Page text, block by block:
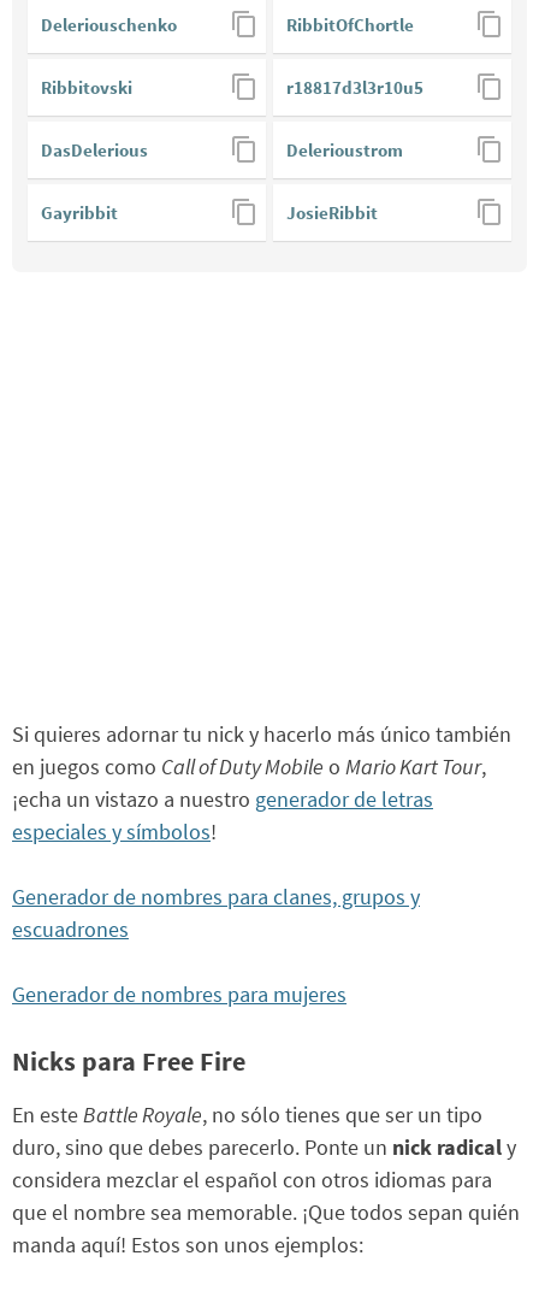
Deleriouschenko RibbitOfChortle
Ribbitovski r18817d3l3r10u5
DasDelerious Delerioustrom
Gayribbit JosieRibbit
Si quieres adornar tu nick y hacerlo más único también
en juegos como Call of Duty Mobile o Mario Kart Tour,
¡echa un vistazo a nuestro generador de letras
especiales y símbolos!
Generador de nombres para clanes, grupos y
escuadrones
Generador de nombres para mujeres
Nicks para Free Fire
En esteBattle Royale, no sólo tienes que ser un tipo
duro, sino que debes parecerlo. Ponte un nick radicaly
considera mezclar el español con otros idiomas para
que el nombre sea memorable. ¡Que todos sepan quién
manda aquí! Estos son unos ejemplos: